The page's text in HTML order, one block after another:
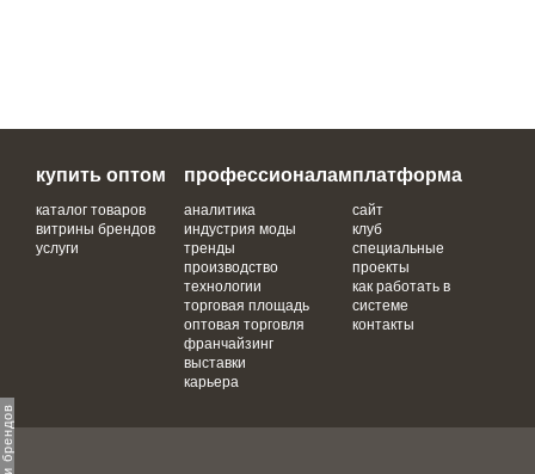
купить оптом
каталог товаров
витрины брендов
услуги
профессионалам
аналитика
индустрия моды
тренды
производство
технологии
торговая площадь
оптовая торговля
франчайзинг
выставки
карьера
платформа
сайт
клуб
специальные
проекты
как работать в
системе
контакты